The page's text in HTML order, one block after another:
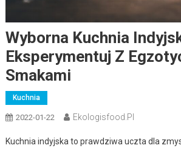
Wyborna Kuchnia
Eksperymentuj Z
Smakami
Kuchnia
2022-01-22 Ekologisfood.pl
Kuchnia indyjska to prawdziwa uczta dla